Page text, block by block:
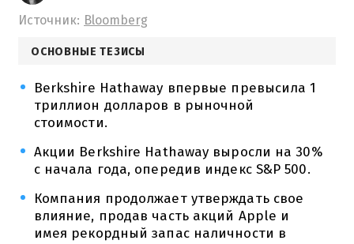
Источник: Bloomberg
ОСНОВНЫЕ ТЕЗИСЫ
Berkshire Hathaway впервые превысила 1
триллион долларов в рыночной
стоимости.
Акции Berkshire Hathaway выросли на 30%
с начала года, опередив индекс S&P 500.
Компания продолжает утверждать свое
влияние, продав часть акций Apple и
имея рекордный запас наличности в